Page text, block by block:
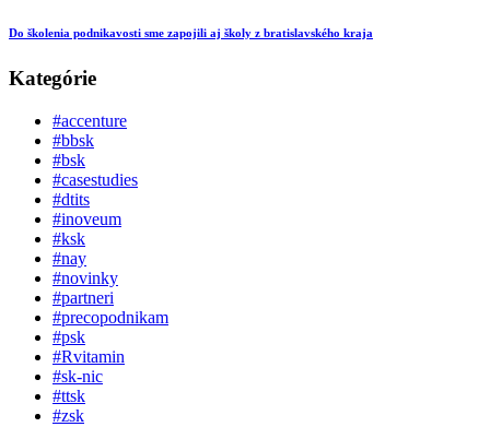
Do školenia podnikavosti sme zapojili aj školy z bratislavského kraja
Kategórie
#accenture
#bbsk
#bsk
#casestudies
#dtits
#inoveum
#ksk
#nay
#novinky
#partneri
#precopodnikam
#psk
#Rvitamin
#sk-nic
#ttsk
#zsk